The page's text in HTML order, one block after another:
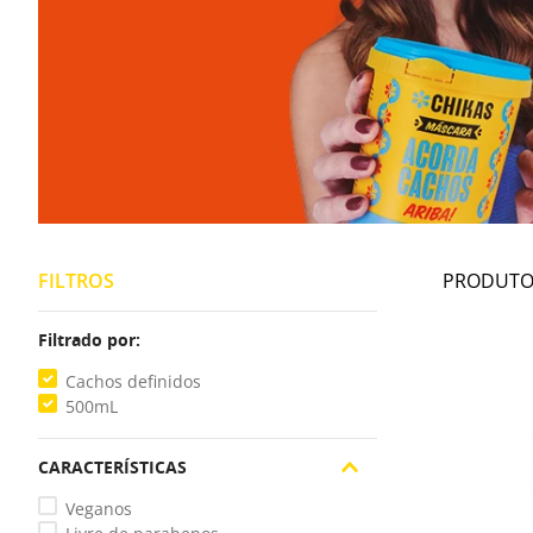
FILTROS
Filtrado por:
Cachos definidos
500mL
CARACTERÍSTICAS
Veganos